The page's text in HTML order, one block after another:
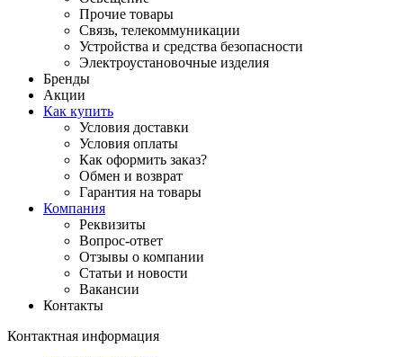
Прочие товары
Связь, телекоммуникации
Устройства и средства безопасности
Электроустановочные изделия
Бренды
Акции
Как купить
Условия доставки
Условия оплаты
Как оформить заказ?
Обмен и возврат
Гарантия на товары
Компания
Реквизиты
Вопрос-ответ
Отзывы о компании
Статьи и новости
Вакансии
Контакты
Контактная информация